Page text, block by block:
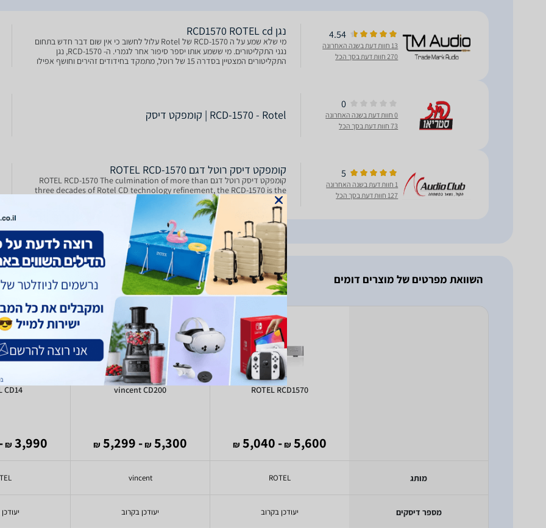
4.54
13 חוות דעת בשנה האחרונה
270 חוות דעת בסך הכל
נגן RCD1570 ROTEL cd
מי שלא שמע על ה RCD-1570 של Rotel עלול לחשוב כי אין שום דבר חדש בתחום
נגני התקליטורים. מי ששמע אותו יספר סיפור אחר לגמרי. ה- RCD-1570, נגן
התקליטורים המצטיין בסדרה 15 של רוטל, מתמקד בחידודים זהירים וחושף אפילו
0
0 חוות דעת בשנה האחרונה
73 חוות דעת בסך הכל
RCD-1570 - Rotel | קומפקט דיסק
5
1 חוות דעת בשנה האחרונה
127 חוות דעת בסך הכל
קומפקט דיסק רוטל דגם ROTEL RCD-1570
קומפקט דיסק רוטל דגם ROTEL RCD-1570 The culmination of more than
three decades of Rotel CD technology refinement, the RCD-1570 is the
flagship CD player in Rotel‘s 15 Series
השוואת מפרטים של מוצרים דומים
מותג
מספר דיסקים
ROTEL RCD1570
5,600
₪
- 5,040
₪
ROTEL
יעודכן בקרוב
vincent CD200
5,300
₪
- 5,299
₪
vincent
יעודכן בקרוב
CD14
3,990
₪
- 3,981